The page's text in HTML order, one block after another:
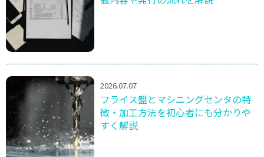
2026.07.07
フライス盤とマシニングセンタの特
徴・加工方法を初心者にも分かりや
すく解説